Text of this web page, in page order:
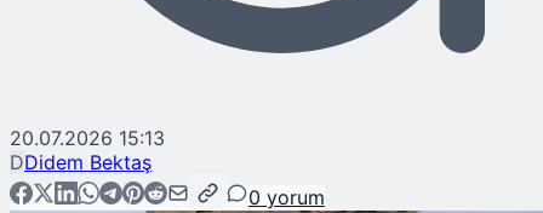
20.07.2026 15:13
DDidem Bektaş
0 yorum